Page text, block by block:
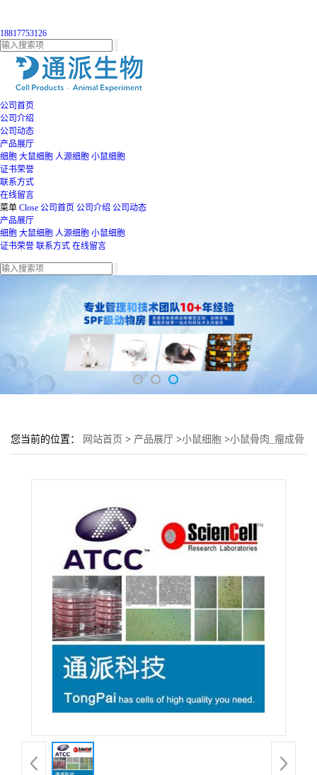
18817753126
公司首页
公司介绍
公司动态
产品展厅
细胞 大鼠细胞 人源细胞 小鼠细胞
证书荣誉
联系方式
在线留言
菜单 Close 公司首页 公司介绍 公司动态
产品展厅
细胞 大鼠细胞 人源细胞 小鼠细胞
证书荣誉 联系方式 在线留言
您当前的位置： 网站首页 > 产品展厅 >小鼠细胞 >小鼠骨肉_瘤成骨